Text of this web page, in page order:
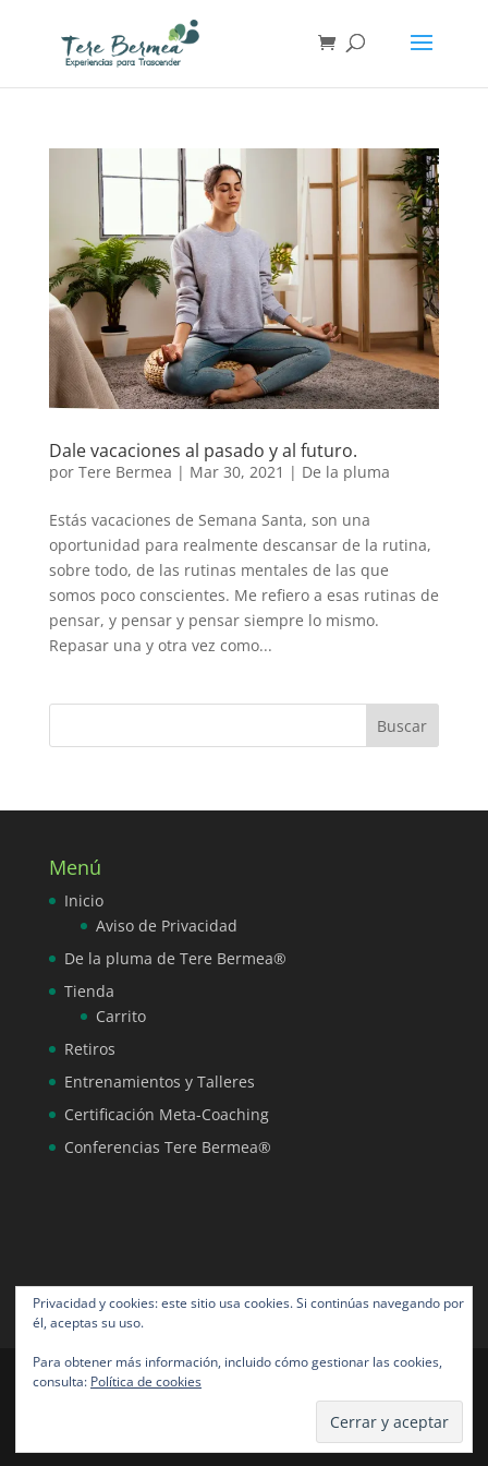
Dale vacaciones al pasado y al futuro.
por Tere Bermea | Mar 30, 2021 | De la pluma
Estás vacaciones de Semana Santa, son una
oportunidad para realmente descansar de la rutina,
sobre todo, de las rutinas mentales de las que
somos poco conscientes. Me refiero a esas rutinas de
pensar, y pensar y pensar siempre lo mismo.
Repasar una y otra vez como...
Menú
Inicio
Aviso de Privacidad
De la pluma de Tere Bermea®
Tienda
Carrito
Retiros
Entrenamientos y Talleres
Certificación Meta-Coaching
Conferencias Tere Bermea®
Tere Bermea® todos los derechos reservados |
Diseño por NeoAngora Studios
Privacidad y cookies: este sitio usa cookies. Si continúas navegando por
él, aceptas su uso.
Para obtener más información, incluido cómo gestionar las cookies,
consulta: Política de cookies